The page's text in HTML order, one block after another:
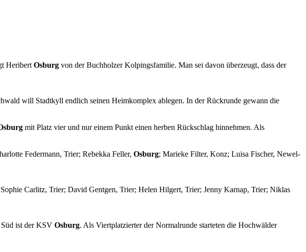
Heribert Osburg von der Buchholzer Kolpingsfamilie. Man sei davon überzeugt, dass der
will Stadtkyll endlich seinen Heimkomplex ablegen. In der Rückrunde gewann die
mit Platz vier und nur einem Punkt einen herben Rückschlag hinnehmen. Als
Federmann, Trier; Rebekka Feller, Osburg; Marieke Filter, Konz; Luisa Fischer, Newel-
Carlitz, Trier; David Gentgen, Trier; Helen Hilgert, Trier; Jenny Karnap, Trier; Niklas
ist der KSV Osburg. Als Viertplatzierter der Normalrunde starteten die Hochwälder